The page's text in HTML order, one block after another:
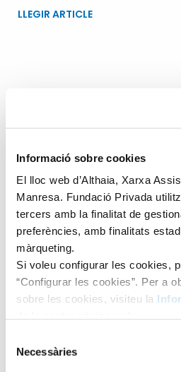
Informació sobre cookies
El lloc web d’Althaia, Xarxa
Manresa. Fundació Privada
tercers amb la finalitat de
preferències, amb finalitats
màrqueting.
Si voleu configurar les cookies,
“Configurar les cookies”. Per a
sobre les cookies, visiteu la
Necessàries
LLEGIR ARTICLE
for